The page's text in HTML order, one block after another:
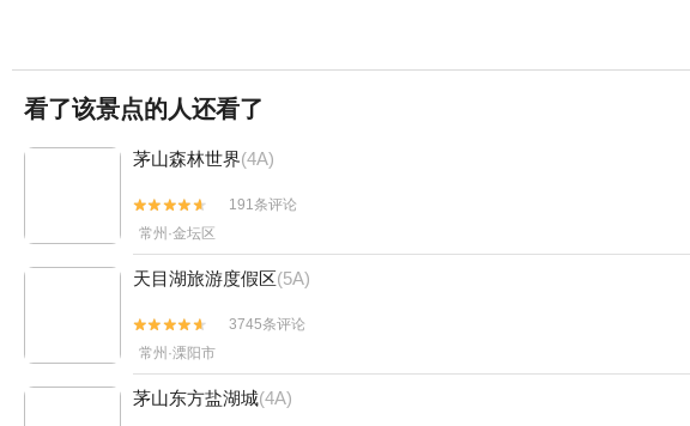
看了该景点的人还看了
茅山森林世界(4A)


191条评论
常州·金坛区
天目湖旅游度假区(5A)


3745条评论
常州·溧阳市
茅山东方盐湖城(4A)